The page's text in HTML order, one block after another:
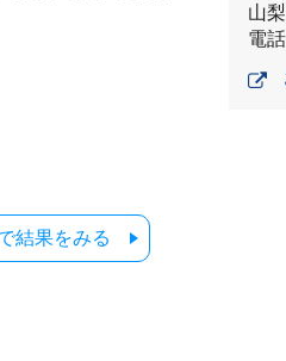
結果をみる
山
電